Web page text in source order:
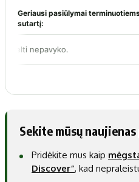
Sekite mūsų
Pridėkite mus kaip
Discover“, kad